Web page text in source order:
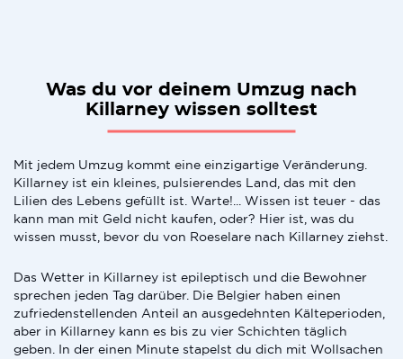
Was du vor deinem Umzug nach
Killarney wissen solltest
Mit jedem Umzug kommt eine einzigartige Veränderung.
Killarney ist ein kleines, pulsierendes Land, das mit den
Lilien des Lebens gefüllt ist. Warte!... Wissen ist teuer - das
kann man mit Geld nicht kaufen, oder? Hier ist, was du
wissen musst, bevor du von Roeselare nach Killarney ziehst.
Das Wetter in Killarney ist epileptisch und die Bewohner
sprechen jeden Tag darüber. Die Belgier haben einen
zufriedenstellenden Anteil an ausgedehnten Kälteperioden,
aber in Killarney kann es bis zu vier Schichten täglich
geben. In der einen Minute stapelst du dich mit Wollsachen